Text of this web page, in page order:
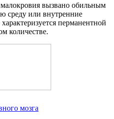
вызвано обильным
среду или внутренние
перманентной
количестве.
мозга